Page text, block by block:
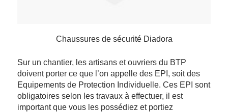
Chaussures de sécurité Diadora
Sur un chantier, les artisans et ouvriers du BTP
doivent porter ce que l’on appelle des EPI, soit des
Equipements de Protection Individuelle. Ces EPI sont
obligatoires selon les travaux à effectuer, il est
important que vous les possédiez et portiez